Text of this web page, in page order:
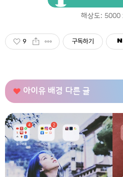
해상도: 5000
9 구독하기
아이유 배경 다른 글